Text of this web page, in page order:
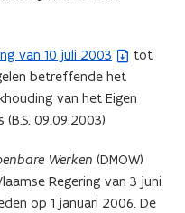
van 10 juli 2003
tot
betreffende het
van het Eigen
09.09.2003)
Werken (DMOW)
Regering van 3 juni
op 1 januari 2006. De